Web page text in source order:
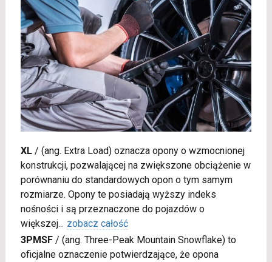
XL/ (ang. Extra Load) oznacza opony o wzmocnionej
konstrukcji, pozwalającej na zwiększone obciążenie w
porównaniu do standardowych opon o tym samym
rozmiarze. Opony te posiadają wyższy indeks
nośności i są przeznaczone do pojazdów o
większej... zobacz całość
3PMSF/ (ang. Three-Peak Mountain Snowflake) to
oficjalne oznaczenie potwierdzające, że opona